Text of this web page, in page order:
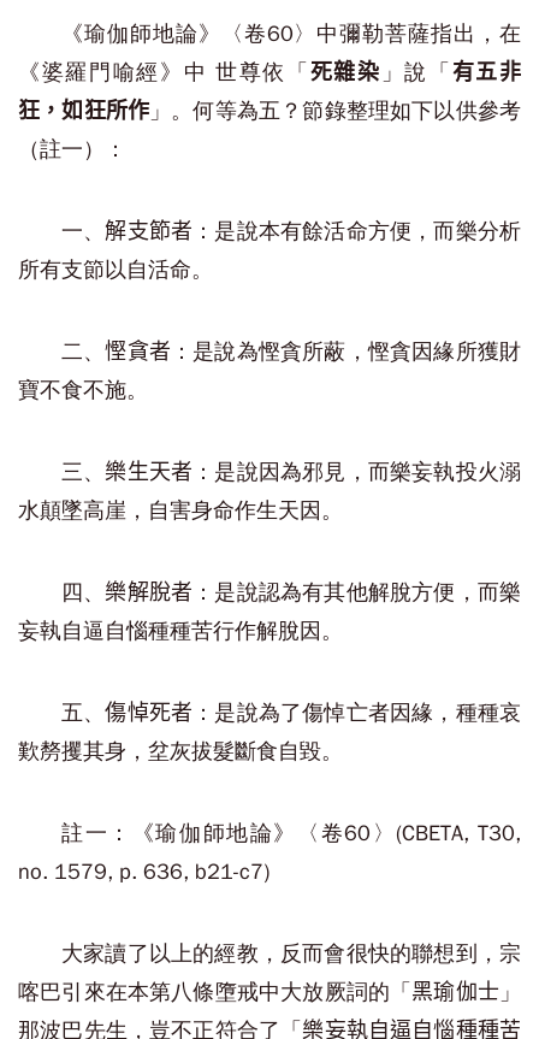
《瑜伽師地論》〈卷60〉中彌勒菩薩指出，在
《婆羅門喻經》中 世尊依「 死雜染 」說「 有五非
狂，如狂所作 」。何等為五？節錄整理如下以供參考
（註一）：
一、解支節者 ：是說本有餘活命方便，而樂分析
所有支節以自活命。
二、慳貪者 ：是說為慳貪所蔽，慳貪因緣所獲財
寶不食不施。
三、 樂生天者 ：是說因為邪見，而樂妄執投火溺
水顛墜高崖，自害身命作生天因。
四、 樂解脫者 ：是說認為有其他解脫方便，而樂
妄執自逼自惱種種苦行作解脫因。
五、傷悼死者 ：是說為了傷悼亡者因緣，種種哀
歎剺攫其身，坌灰拔髮斷食自毀。
註一：《瑜伽師地論》〈卷60〉(CBETA, T30,
no. 1579, p. 636, b21-c7)
大家讀了以上的經教，反而會很快的聯想到，宗
喀巴引來在本第八條墮戒中大放厥詞的「 黑瑜伽士 」
那波巴先生，豈不正符合了「 樂妄執自逼自惱種種苦